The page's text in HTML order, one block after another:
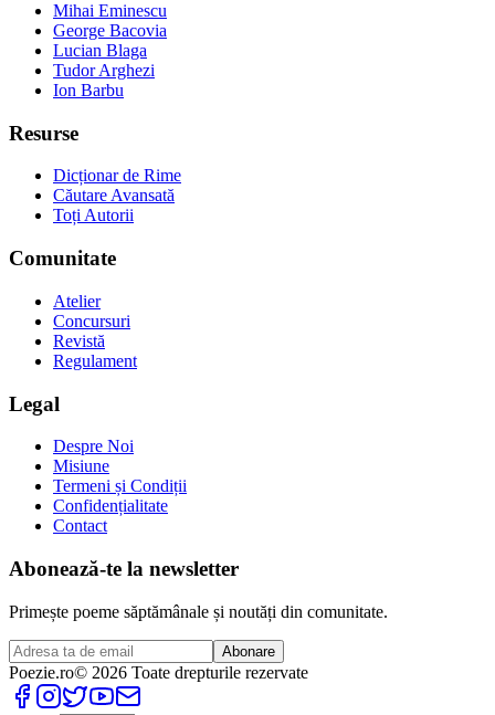
Mihai Eminescu
George Bacovia
Lucian Blaga
Tudor Arghezi
Ion Barbu
Resurse
Dicționar de Rime
Căutare Avansată
Toți Autorii
Comunitate
Atelier
Concursuri
Revistă
Regulament
Legal
Despre Noi
Misiune
Termeni și Condiții
Confidențialitate
Contact
Abonează-te la newsletter
Primește poeme săptămânale și noutăți din comunitate.
Abonare
Poezie.ro© 2026 Toate drepturile rezervate